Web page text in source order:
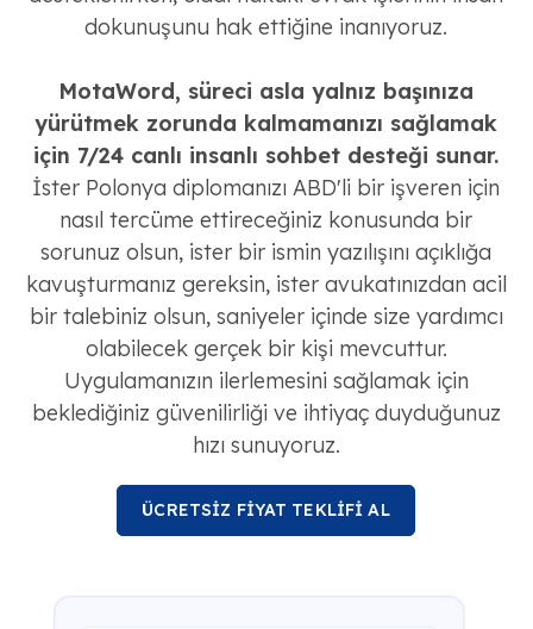
dokunuşunu hak ettiğine inanıyoruz.
MotaWord, süreci asla yalnız başınıza
yürütmek zorunda kalmamanızı sağlamak
için 7/24 canlı insanlı sohbet desteği sunar.
İster Polonya diplomanızı ABD'li bir işveren için
nasıl tercüme ettireceğiniz konusunda bir
sorunuz olsun, ister bir ismin yazılışını açıklığa
kavuşturmanız gereksin, ister avukatınızdan acil
bir talebiniz olsun, saniyeler içinde size yardımcı
olabilecek gerçek bir kişi mevcuttur.
Uygulamanızın ilerlemesini sağlamak için
beklediğiniz güvenilirliği ve ihtiyaç duyduğunuz
hızı sunuyoruz.
ÜCRETSİZ FİYAT TEKLİFİ AL